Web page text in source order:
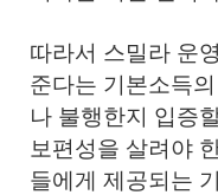
따라서 스밀라 운
준다는 기본소득
나 불행한지 입증
보편성을 살려야
들에게 제공되는